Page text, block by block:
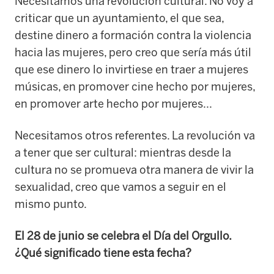
criticar que un ayuntamiento, el que sea,
destine dinero a formación contra la violencia
hacia las mujeres, pero creo que sería más útil
que ese dinero lo invirtiese en traer a mujeres
músicas, en promover cine hecho por mujeres,
en promover arte hecho por mujeres...
Necesitamos otros referentes. La revolución va
a tener que ser cultural: mientras desde la
cultura no se promueva otra manera de vivir la
sexualidad, creo que vamos a seguir en el
mismo punto.
El 28 de junio se celebra el Día del Orgullo.
¿Qué significado tiene esta fecha?